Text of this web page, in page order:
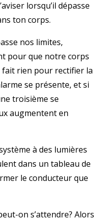
lorsqu’il dépasse
ton corps.
nos limites,
pour que notre corps
fait rien pour rectifier la
se présente, et si
troisième se
augmentent en
à des lumières
dans un tableau de
le conducteur que
on s’attendre? Alors